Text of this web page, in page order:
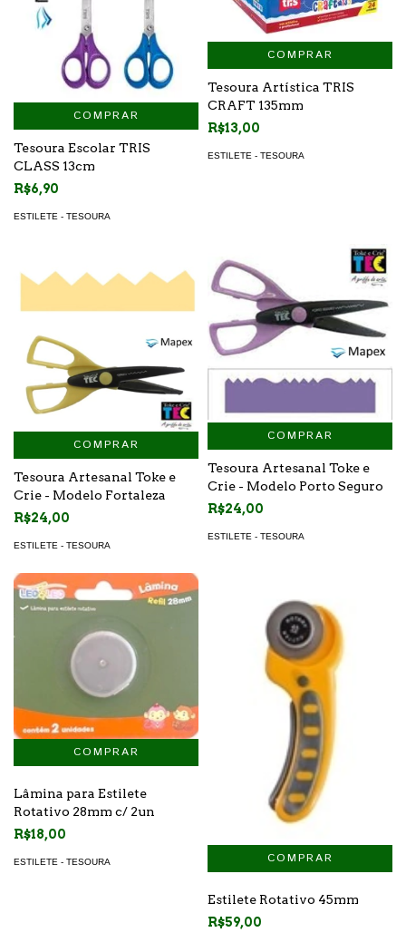
COMPRAR
Tesoura Escolar TRIS
CLASS 13cm
R$6,90
ESTILETE - TESOURA
COMPRAR
Tesoura Artística TRIS
CRAFT 135mm
R$13,00
ESTILETE - TESOURA
COMPRAR
Tesoura Artesanal Toke e
Crie - Modelo Fortaleza
R$24,00
ESTILETE - TESOURA
COMPRAR
Tesoura Artesanal Toke e
Crie - Modelo Porto Seguro
R$24,00
ESTILETE - TESOURA
Lâmina para Estilete
Rotativo 28mm c/ 2un
R$18,00
ESTILETE - TESOURA
Estilete Rotativo 45mm
R$59,00